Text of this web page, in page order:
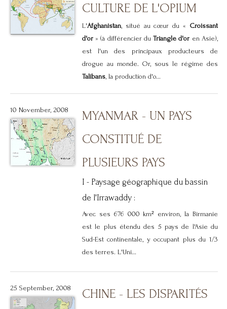
CULTURE DE L'OPIUM
L'Afghanistan, situé au cœur du « Croissant
d'or» (à différencier duTriangle d'or en Asie),
est l'un des principaux producteurs de
drogue au monde. Or, sous le régime des
Talibans, la production d'o...
10 November, 2008
MYANMAR - UN PAYS
CONSTITUÉ DE
PLUSIEURS PAYS
I - Paysage géographique du bassin
de l'Irrawaddy :
Avec ses 676 000 km² environ, la Birmanie
est le plus étendu des 5 pays de l'Asie du
Sud-Est continentale, y occupant plus du 1/3
des terres. L'Uni...
25 September, 2008
CHINE - LES DISPARITÉS